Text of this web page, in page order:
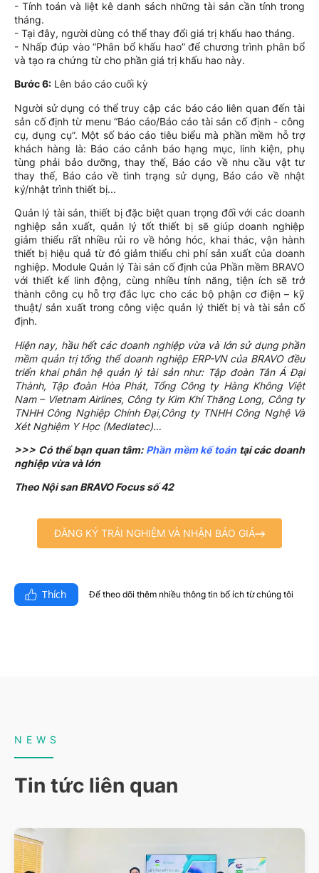
- Tính toán và liệt kê danh sách những tài sản cần tính trong
tháng.
- Tại đây, người dùng có thể thay đổi giá trị khấu hao tháng.
- Nhấp đúp vào “Phân bổ khấu hao” để chương trình phân bổ
và tạo ra chứng từ cho phần giá trị khấu hao này.
Bước 6: Lên báo cáo cuối kỳ
Người sử dụng có thể truy cập các báo cáo liên quan đến tài
sản cố định từ menu “Báo cáo/Báo cáo tài sản cố định - công
cụ, dụng cụ”. Một số báo cáo tiêu biểu mà phần mềm hỗ trợ
khách hàng là: Báo cáo cảnh báo hạng mục, linh kiện, phụ
tùng phải bảo dưỡng, thay thế, Báo cáo về nhu cầu vật tư
thay thế, Báo cáo về tình trạng sử dụng, Báo cáo về nhật
ký/nhật trình thiết bị...
Quản lý tài sản, thiết bị đặc biệt quan trọng đối với các doanh
nghiệp sản xuất, quản lý tốt thiết bị sẽ giúp doanh nghiệp
giảm thiểu rất nhiều rủi ro về hỏng hóc, khai thác, vận hành
thiết bị hiệu quả từ đó giảm thiểu chi phí sản xuất của doanh
nghiệp. Module Quản lý Tài sản cố định của Phần mềm BRAVO
với thiết kế linh động, cùng nhiều tính năng, tiện ích sẽ trở
thành công cụ hỗ trợ đắc lực cho các bộ phận cơ điện – kỹ
thuật/ sản xuất trong công việc quản lý thiết bị và tài sản cố
định.
Hiện nay, hầu hết các doanh nghiệp vừa và lớn sử dụng phần
mềm quản trị tổng thể doanh nghiệp ERP-VN của BRAVO đều
triển khai phân hệ quản lý tài sản như: Tập đoàn Tân Á Đại
Thành, Tập đoàn Hòa Phát, Tổng Công ty Hàng Không Việt
Nam – Vietnam Airlines, Công ty Kim Khí Thăng Long, Công ty
TNHH Công Nghiệp Chính Đại,Công ty TNHH Công Nghệ Và
Xét Nghiệm Y Học (Medlatec)…
>>> Có thể bạn quan tâm: Phần mềm kế toán tại các doanh
nghiệp vừa và lớn
Theo Nội san BRAVO Focus số 42
ĐĂNG KÝ TRẢI NGHIỆM VÀ NHẬN BÁO GIÁ
Thích Để theo dõi thêm nhiều thông tin bổ ích từ chúng tôi​
NEWS
Tin tức liên quan